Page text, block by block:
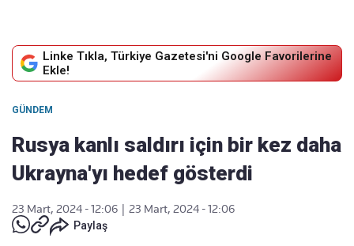
Linke Tıkla, Türkiye Gazetesi'ni Google Favorilerine
Ekle!
GÜNDEM
Rusya kanlı saldırı için bir kez daha
Ukrayna'yı hedef gösterdi
23 Mart, 2024 - 12:06
23 Mart, 2024 - 12:06
Paylaş